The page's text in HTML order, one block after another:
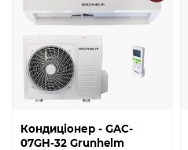
Кондиціонер - GAC-
07GH-32 Grunhelm